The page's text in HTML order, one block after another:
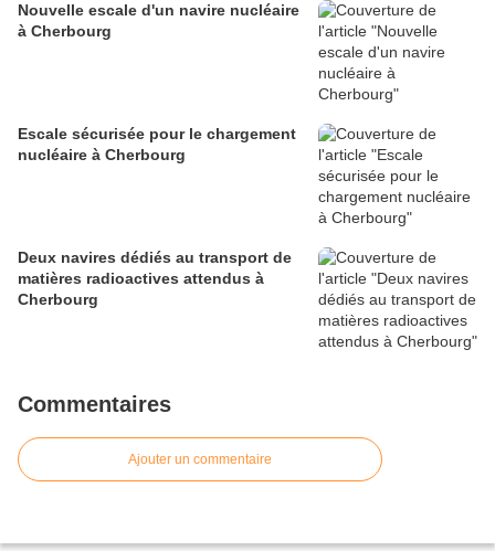
Nouvelle escale d'un navire nucléaire
à Cherbourg
Escale sécurisée pour le chargement
nucléaire à Cherbourg
Deux navires dédiés au transport de
matières radioactives attendus à
Cherbourg
Commentaires
Ajouter un commentaire